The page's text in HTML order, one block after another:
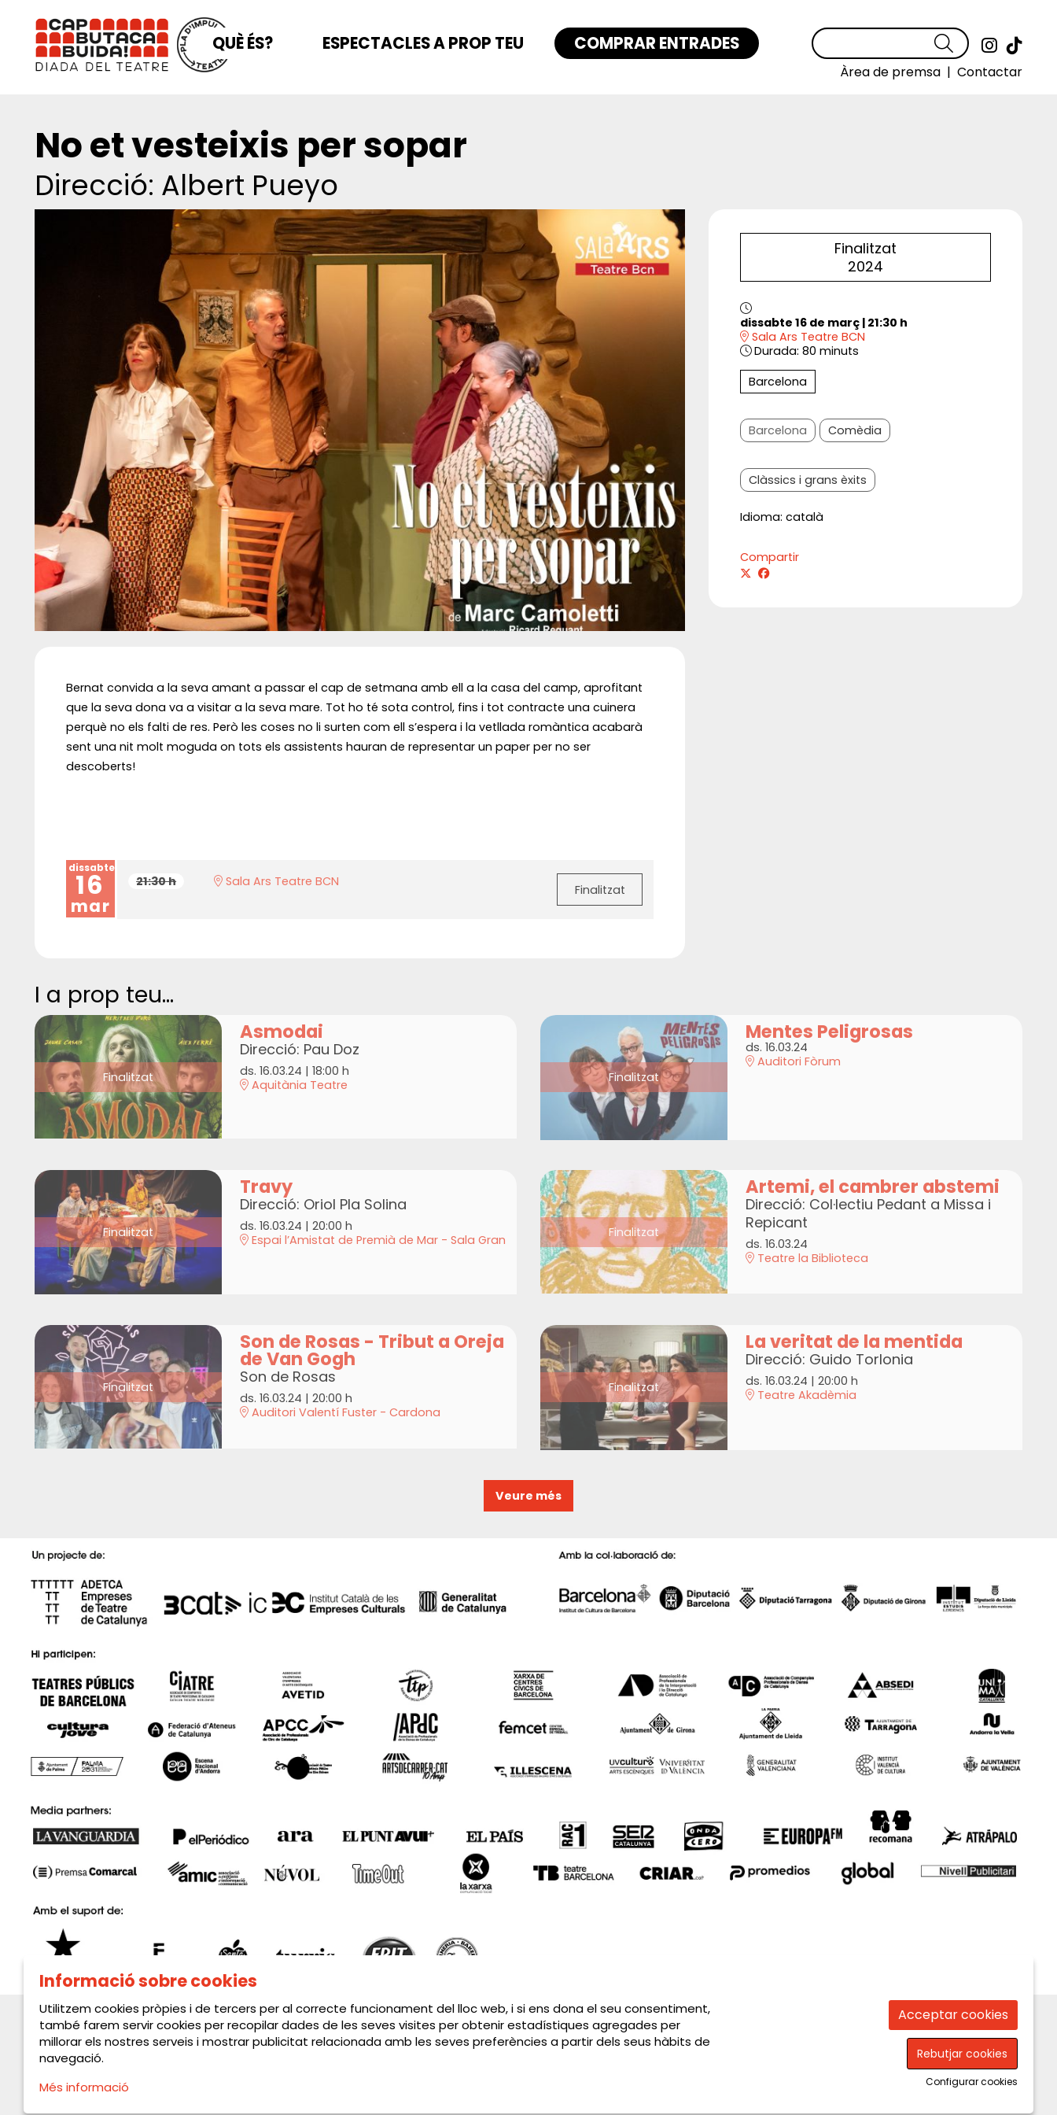
Link a
Cercar
Àrea de premsa | Contactar
QUÈ ÉS? ESPECTACLES A PROP TEU COMPRAR ENTRADES
No et vesteixis per sopar
Direcció: Albert Pueyo
Finalitzat
2024
dissabte 16 de març | 21:30 h
Sala Ars Teatre BCN
Durada: 80 minuts
Barcelona
Barcelona Comèdia
Clàssics i grans èxits
Idioma: català
Compartir
Bernat convida a la seva amant a passar el cap de setmana amb ell a la casa del camp, aprofitant
que la seva dona va a visitar a la seva mare. Tot ho té sota control, fins i tot contracte una cuinera
perquè no els falti de res. Però les coses no li surten com ell s’espera i la vetllada romàntica acabarà
sent una nit molt moguda on tots els assistents hauran de representar un paper per no ser
descoberts!
dissabte
16
mar
21:30 h Sala Ars Teatre BCN
Finalitzat
I a prop teu...
Finalitzat
Asmodai
Direcció: Pau Doz
ds. 16.03.24 | 18:00 h
Aquitània Teatre
Finalitzat
Mentes Peligrosas
ds. 16.03.24
Auditori Fòrum
Finalitzat
Travy
Direcció: Oriol Pla Solina
ds. 16.03.24 | 20:00 h
Espai l’Amistat de Premià de Mar - Sala Gran
Finalitzat
Artemi, el cambrer abstemi
Direcció: Col·lectiu Pedant a Missa i
Repicant
ds. 16.03.24
Teatre la Biblioteca
Finalitzat
Son de Rosas - Tribut a Oreja
de Van Gogh
Son de Rosas
ds. 16.03.24 | 20:00 h
Auditori Valentí Fuster - Cardona
Finalitzat
La veritat de la mentida
Direcció: Guido Torlonia
ds. 16.03.24 | 20:00 h
Teatre Akadèmia
Veure més
Sitemap | Avís Legal | Política de privacitat | Contactar
Informació sobre cookies
Utilitzem cookies pròpies i de tercers per al correcte funcionament del lloc web, i si ens dona el seu consentiment,
també farem servir cookies per recopilar dades de les seves visites per obtenir estadístiques agregades per
millorar els nostres serveis i mostrar publicitat relacionada amb les seves preferències a partir dels seus hàbits de
navegació.
Més informació
Acceptar cookies
Rebutjar cookies
Configurar cookies